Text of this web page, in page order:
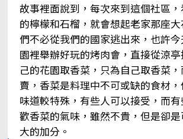
故事裡面說到，每次來到這個社區
的檸檬和石榴，就會想起老家那座
們不必從我們的國家逃出來，也許
園裡舉辦好玩的烤肉會，直接從涼
己的花園取香菜，只為自己取香菜
賣，香菜是料理中不可或缺的食材
味道較特殊，有些人可以接受，而
歡香菜的氣味，雖然不貴，但是卻
大的加分。